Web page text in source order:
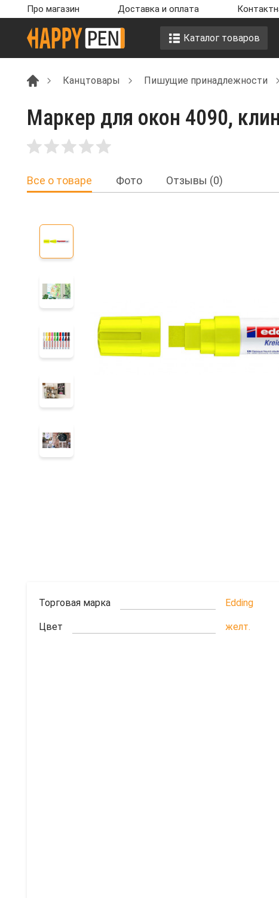
Про магазин Доставка и оплата
Каталог товаров
Канцтовары Пишущие принадлежности
Маркер для окон 4090,
Все о товаре Фото Отзывы (0)
Торговая марка Edding
Цвет желт.